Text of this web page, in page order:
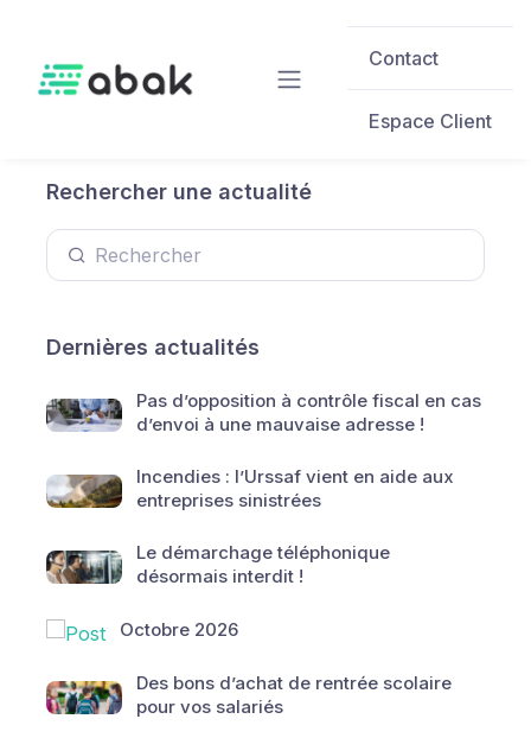
Contact
Espace Client
Rechercher une actualité
Dernières actualités
Pas d’opposition à contrôle fiscal en cas
d’envoi à une mauvaise adresse !
Incendies : l’Urssaf vient en aide aux
entreprises sinistrées
Le démarchage téléphonique
désormais interdit !
Octobre 2026
Des bons d’achat de rentrée scolaire
pour vos salariés